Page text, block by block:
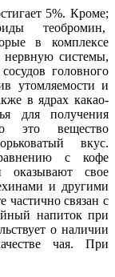
5%. Кроме;
теобромин,
в комплексе
системы,
головного
утомляемости и
в ядрах какао-
для получения
это вещество
вкус.
с кофе
свое
и другими
связан с
напиток при
о наличии
чая. При